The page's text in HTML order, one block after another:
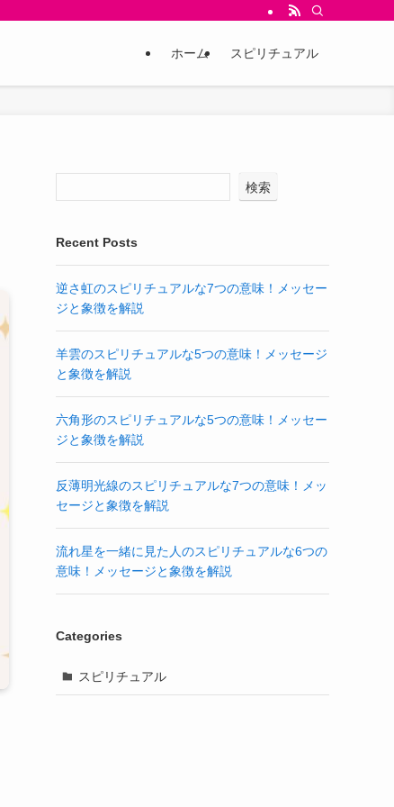
ホーム スピリチュアル
検索
Recent Posts
逆さ虹のスピリチュアルな7つの意味！メッセー
ジと象徴を解説
羊雲のスピリチュアルな5つの意味！メッセージ
と象徴を解説
六角形のスピリチュアルな5つの意味！メッセー
ジと象徴を解説
反薄明光線のスピリチュアルな7つの意味！メッ
セージと象徴を解説
流れ星を一緒に見た人のスピリチュアルな6つの
意味！メッセージと象徴を解説
Categories
スピリチュアル